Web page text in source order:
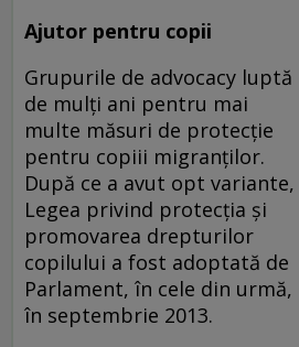
Ajutor pentru copii
Grupurile de advocacy luptă
de mulţi ani pentru mai
multe măsuri de protecţie
pentru copiii migranţilor.
După ce a avut opt variante,
Legea privind protecţia şi
promovarea drepturilor
copilului a fost adoptată de
Parlament, în cele din urmă,
în septembrie 2013.